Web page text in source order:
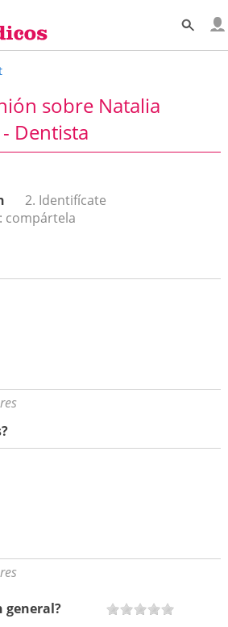
sobre Natalia
Dentista
2. Identifícate
compártela
general?